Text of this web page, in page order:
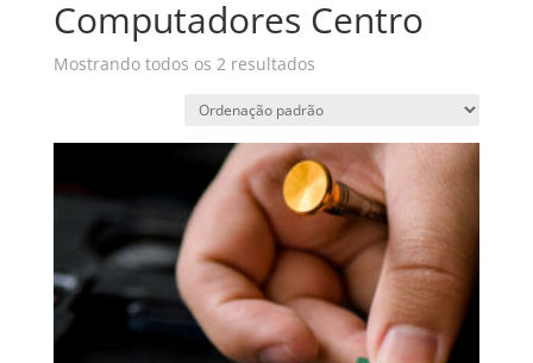
Computadores Centro
Mostrando todos os 2 resultados